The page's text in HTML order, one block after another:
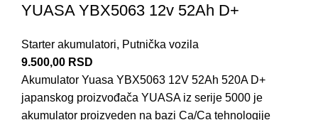
YUASA YBX5063 12v 52Ah D+
Starter akumulatori, Putnička vozila
9.500,00 RSD
Akumulator Yuasa YBX5063 12V 52Ah 520A D+
japanskog proizvođača YUASA iz serije 5000 je
akumulator proizveden na bazi Ca/Ca tehnologije